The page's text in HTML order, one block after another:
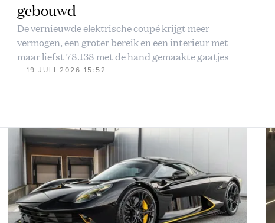
gebouwd
De vernieuwde elektrische coupé krijgt meer
vermogen, een groter bereik en een interieur met
maar liefst 78.138 met de hand gemaakte gaatjes
19 JULI 2026 15:52